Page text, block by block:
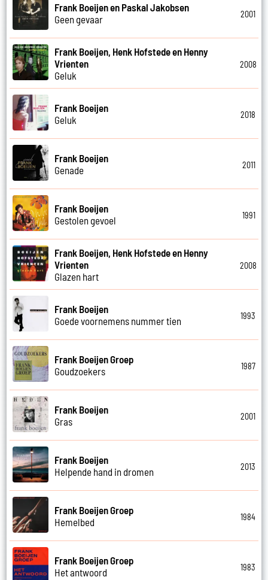
Frank Boeijen en Paskal Jakobsen
Geen gevaar
2001
Frank Boeijen, Henk Hofstede en Henny
Vrienten
Geluk
2008
Frank Boeijen
Geluk
2018
Frank Boeijen
Genade
2011
Frank Boeijen
Gestolen gevoel
1991
Frank Boeijen, Henk Hofstede en Henny
Vrienten
Glazen hart
2008
Frank Boeijen
Goede voornemens nummer tien
1993
Frank Boeijen Groep
Goudzoekers
1987
Frank Boeijen
Gras
2001
Frank Boeijen
Helpende hand in dromen
2013
Frank Boeijen Groep
Hemelbed
1984
Frank Boeijen Groep
Het antwoord
1983